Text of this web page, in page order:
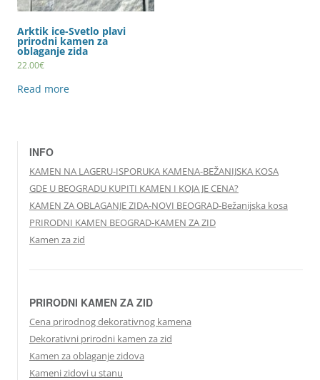
Arktik ice-Svetlo plavi
prirodni kamen za
oblaganje zida
22.00€
Read more
INFO
KAMEN NA LAGERU-ISPORUKA KAMENA-BEŽANIJSKA KOSA
GDE U BEOGRADU KUPITI KAMEN I KOJA JE CENA?
KAMEN ZA OBLAGANJE ZIDA-NOVI BEOGRAD-Bežanijska kosa
PRIRODNI KAMEN BEOGRAD-KAMEN ZA ZID
Kamen za zid
PRIRODNI KAMEN ZA ZID
Cena prirodnog dekorativnog kamena
Dekorativni prirodni kamen za zid
Kamen za oblaganje zidova
Kameni zidovi u stanu